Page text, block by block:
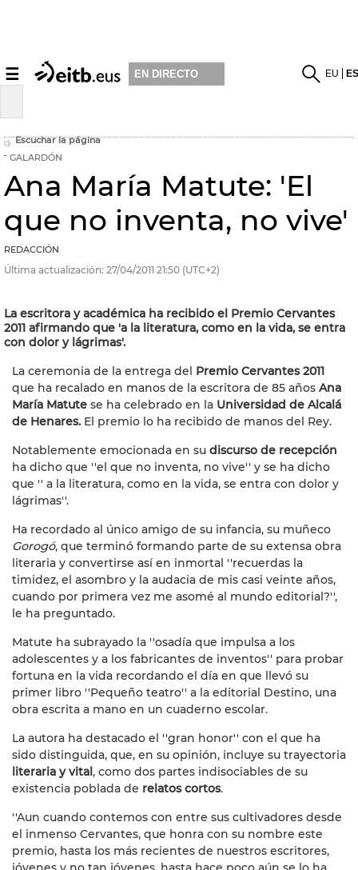
☰ EN DIRECTO EU
Escuchar la página
GALARDÓN
Ana María Matute: 'El
que no inventa, no vive'
REDACCIÓN
Última actualización: 27/04/2011 21:50 (UTC+2)
La escritora y académica ha recibido el Premio Cervantes
2011 afirmando que 'a la literatura, como en la vida, se entra
con dolor y lágrimas'.
La ceremonia de la entrega del Premio Cervantes 2011
que ha recalado en manos de la escritora de 85 años Ana
María Matute se ha celebrado en la Universidad de Alcalá
de Henares. El premio lo ha recibido de manos del Rey.
Notablemente emocionada en su discurso de recepción
ha dicho que ''el que no inventa, no vive'' y se ha dicho
que '' a la literatura, como en la vida, se entra con dolor y
lágrimas''.
Ha recordado al único amigo de su infancia, su muñeco
Gorogó, que terminó formando parte de su extensa obra
literaria y convertirse así en inmortal ''recuerdas la
timidez, el asombro y la audacia de mis casi veinte años,
cuando por primera vez me asomé al mundo editorial?'',
le ha preguntado.
Matute ha subrayado la ''osadía que impulsa a los
adolescentes y a los fabricantes de inventos'' para probar
fortuna en la vida recordando el día en que llevó su
primer libro ''Pequeño teatro'' a la editorial Destino, una
obra escrita a mano en un cuaderno escolar.
La autora ha destacado el ''gran honor'' con el que ha
sido distinguida, que, en su opinión, incluye su trayectoria
literaria y vital, como dos partes indisociables de su
existencia poblada de relatos cortos.
''Aun cuando contemos con entre sus cultivadores desde
el inmenso Cervantes, que honra con su nombre este
premio, hasta los más recientes de nuestros escritores,